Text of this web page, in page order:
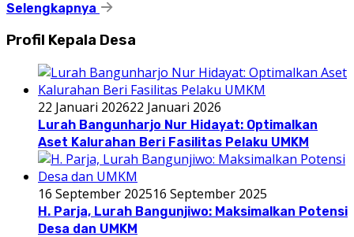
Selengkapnya
Profil Kepala Desa
22 Januari 202622 Januari 2026
Lurah Bangunharjo Nur Hidayat: Optimalkan
Aset Kalurahan Beri Fasilitas Pelaku UMKM
16 September 202516 September 2025
H. Parja, Lurah Bangunjiwo: Maksimalkan Potensi
Desa dan UMKM